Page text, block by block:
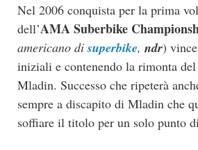
Nel 2006 conquista per la prima
dell’AMA Suberbike
americano disuperbike, ndr)
iniziali e contenendo la rimonta
Mladin. Successo che ripeterà
sempre a discapito di Mladin che
soffiare il titolo per un solo punto